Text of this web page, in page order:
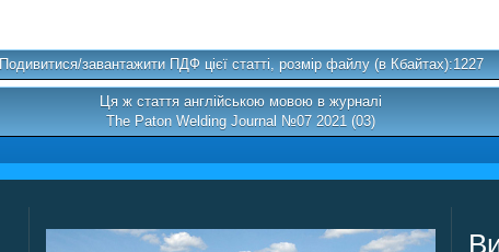
Подивитися/завантажити ПДФ цієї статті, розмір файлу (в Кбайтах):1227
Ця ж стаття англійською мовою в журналі
The Paton Welding Journal №07 2021 (03)